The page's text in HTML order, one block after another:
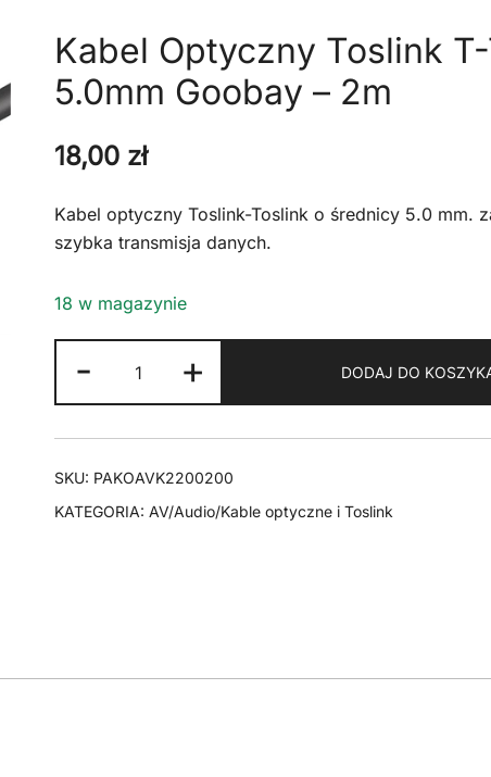
Kabel Optyczny Toslink
5.0mm Goobay – 2m
18,00 zł
Kabel optyczny Toslink-Toslink o średnicy 5.0 mm.
szybka transmisja danych.
18 w magazynie
-
Kabel
Optyczny
Toslink
T-
5.0mm
+ DODAJ DO
SKU: PAKOAVK2200200
KATEGORIA: AV/Audio/Kable optyczne i Toslink